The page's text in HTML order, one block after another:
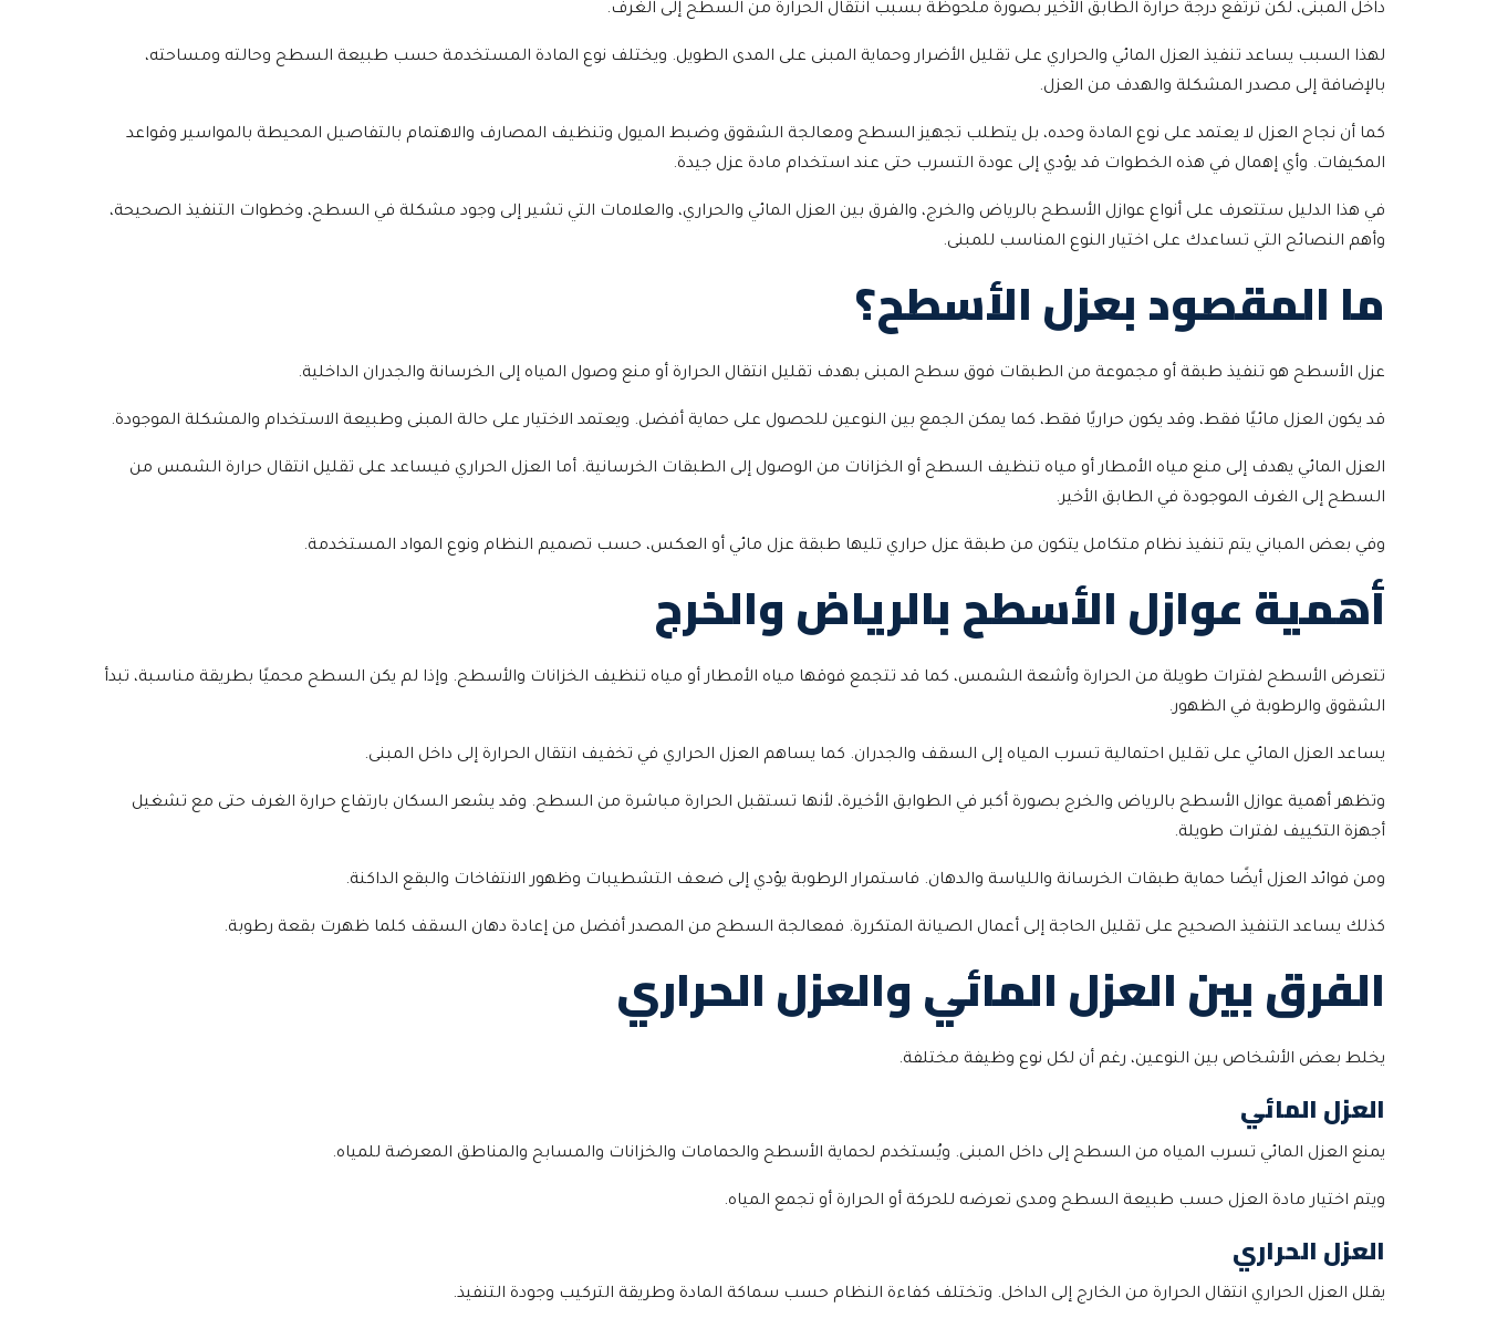
داخل المبنى، لكن ترتفع درجة حرارة الطابق الأخير بصورة ملحوظة بسبب انتقال الحرارة من السطح إلى الغرف.
لهذا السبب يساعد تنفيذ العزل المائي والحراري على تقليل الأضرار وحماية المبنى على المدى الطويل. ويختلف نوع المادة المستخدمة حسب طبيعة السطح وحالته ومساحته،
بالإضافة إلى مصدر المشكلة والهدف من العزل.
كما أن نجاح العزل لا يعتمد على نوع المادة وحده، بل يتطلب تجهيز السطح ومعالجة الشقوق وضبط الميول وتنظيف المصارف والاهتمام بالتفاصيل المحيطة بالمواسير وقواعد
المكيفات. وأي إهمال في هذه الخطوات قد يؤدي إلى عودة التسرب حتى عند استخدام مادة عزل جيدة.
في هذا الدليل ستتعرف على أنواع عوازل الأسطح بالرياض والخرج، والفرق بين العزل المائي والحراري، والعلامات التي تشير إلى وجود مشكلة في السطح، وخطوات التنفيذ الصحيحة،
وأهم النصائح التي تساعدك على اختيار النوع المناسب للمبنى.
ما المقصود بعزل الأسطح؟
عزل الأسطح هو تنفيذ طبقة أو مجموعة من الطبقات فوق سطح المبنى بهدف تقليل انتقال الحرارة أو منع وصول المياه إلى الخرسانة والجدران الداخلية.
قد يكون العزل مائيًا فقط، وقد يكون حراريًا فقط، كما يمكن الجمع بين النوعين للحصول على حماية أفضل. ويعتمد الاختيار على حالة المبنى وطبيعة الاستخدام والمشكلة الموجودة.
العزل المائي يهدف إلى منع مياه الأمطار أو مياه تنظيف السطح أو الخزانات من الوصول إلى الطبقات الخرسانية. أما العزل الحراري فيساعد على تقليل انتقال حرارة الشمس من
السطح إلى الغرف الموجودة في الطابق الأخير.
وفي بعض المباني يتم تنفيذ نظام متكامل يتكون من طبقة عزل حراري تليها طبقة عزل مائي أو العكس، حسب تصميم النظام ونوع المواد المستخدمة.
أهمية عوازل الأسطح بالرياض والخرج
تتعرض الأسطح لفترات طويلة من الحرارة وأشعة الشمس، كما قد تتجمع فوقها مياه الأمطار أو مياه تنظيف الخزانات والأسطح. وإذا لم يكن السطح محميًا بطريقة مناسبة، تبدأ
الشقوق والرطوبة في الظهور.
يساعد العزل المائي على تقليل احتمالية تسرب المياه إلى السقف والجدران. كما يساهم العزل الحراري في تخفيف انتقال الحرارة إلى داخل المبنى.
وتظهر أهمية عوازل الأسطح بالرياض والخرج بصورة أكبر في الطوابق الأخيرة، لأنها تستقبل الحرارة مباشرة من السطح. وقد يشعر السكان بارتفاع حرارة الغرف حتى مع تشغيل
أجهزة التكييف لفترات طويلة.
ومن فوائد العزل أيضًا حماية طبقات الخرسانة واللياسة والدهان. فاستمرار الرطوبة يؤدي إلى ضعف التشطيبات وظهور الانتفاخات والبقع الداكنة.
كذلك يساعد التنفيذ الصحيح على تقليل الحاجة إلى أعمال الصيانة المتكررة. فمعالجة السطح من المصدر أفضل من إعادة دهان السقف كلما ظهرت بقعة رطوبة.
الفرق بين العزل المائي والعزل الحراري
يخلط بعض الأشخاص بين النوعين، رغم أن لكل نوع وظيفة مختلفة.
العزل المائي
يمنع العزل المائي تسرب المياه من السطح إلى داخل المبنى. ويُستخدم لحماية الأسطح والحمامات والخزانات والمسابح والمناطق المعرضة للمياه.
ويتم اختيار مادة العزل حسب طبيعة السطح ومدى تعرضه للحركة أو الحرارة أو تجمع المياه.
العزل الحراري
يقلل العزل الحراري انتقال الحرارة من الخارج إلى الداخل. وتختلف كفاءة النظام حسب سماكة المادة وطريقة التركيب وجودة التنفيذ.